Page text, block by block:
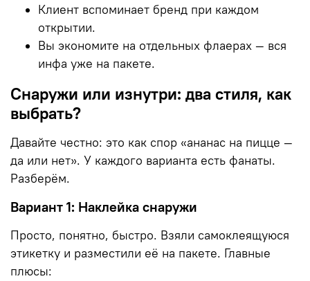
Клиент вспоминает бренд при каждом
открытии.
Вы экономите на отдельных флаерах — вся
инфа уже на пакете.
Снаружи или изнутри: два стиля, как
выбрать?
Давайте честно: это как спор «ананас на пицце —
да или нет». У каждого варианта есть фанаты.
Разберём.
Вариант 1: Наклейка снаружи
Просто, понятно, быстро. Взяли самоклеящуюся
этикетку и разместили её на пакете. Главные
плюсы: